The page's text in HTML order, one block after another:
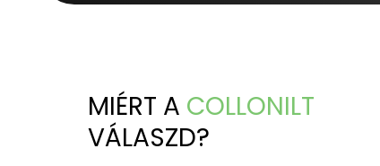
MIÉRT A COLLONILT
VÁLASZD?